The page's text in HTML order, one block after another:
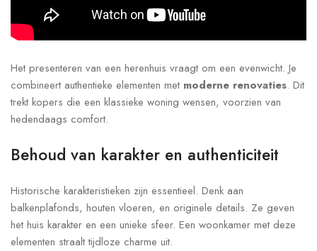
Het presenteren van een herenhuis vraagt om een evenwicht. Je
combineert authentieke elementen met moderne renovaties. Dit
trekt kopers die een klassieke woning wensen, voorzien van
hedendaags comfort.
Behoud van karakter en authenticiteit
Historische karakteristieken zijn essentieel. Denk aan
balkenplafonds, houten vloeren, en originele details. Ze geven
het huis karakter en een unieke sfeer. Een woonkamer met deze
elementen straalt tijdloze charme uit.